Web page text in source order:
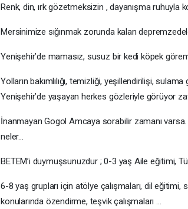
Renk, din, ırk gözetmeksizin , dayanışma ruhuyla
Mersinimize sığınmak zorunda kalan
Yenişehir’de mamasız, susuz bir kedi köpek
Yolların bakımlılığı, temizliği, yeşillendirilişi,
Yenişehir’de yaşayan herkes gözleriyle görüyor
İnanmayan Gogol Amcaya sorabilir zamanı
neler…
BETEM’i duymuşsunuzdur ; 0-3 yaş Aile eğitimi,
6-8 yaş grupları için atölye çalışmaları, dil
konularında özendirme, teşvik çalışmaları …